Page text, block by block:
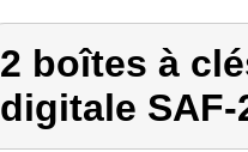
2 boîtes à
digitale SAF-